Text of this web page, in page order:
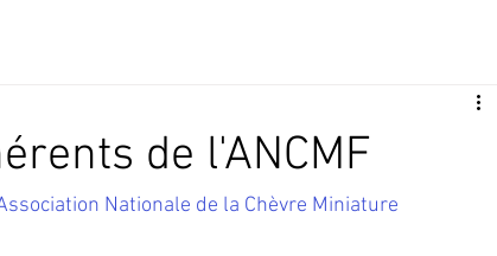
de l'ANCMF
Nationale de la Chèvre Miniature